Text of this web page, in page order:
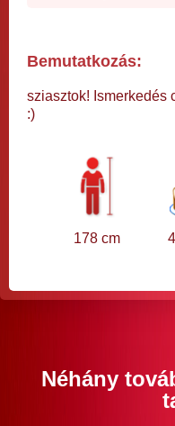
Bemutatkozás:
sziasztok! Ismerkedés
:)
178 cm
Néhány